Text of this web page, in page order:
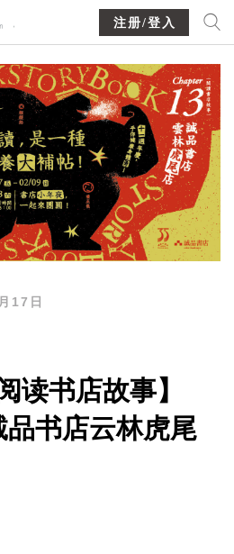
注册/登入
17日
读书店故事】
品书店云林虎尾